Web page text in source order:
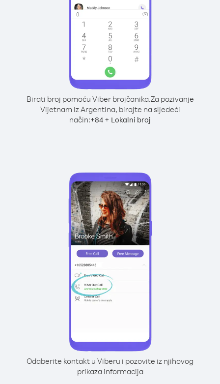
Birati broj pomoću Viber brojčanika.Za pozivanje
Vijetnam iz Argentina, birajte na sljedeći
način:+84 + Lokalni broj
Odaberite kontakt u Viberu i pozovite iz njihovog
prikaza informacija